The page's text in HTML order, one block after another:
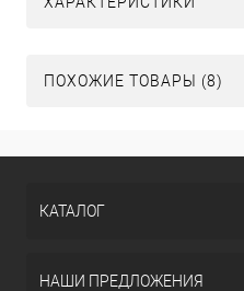
ПОХОЖИЕ ТОВАРЫ (8)
КАТАЛОГ
НАШИ ПРЕДЛОЖЕНИЯ